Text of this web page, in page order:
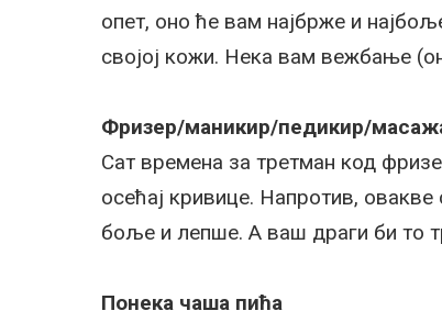
опет, оно ће вам најбрже и
својој кожи. Нека вам вежбање
Фризер/маникир/педикир/
Сат времена за третман код
осећај кривице. Напротив,
боље и лепше. А ваш драги би то
Понека чаша пића